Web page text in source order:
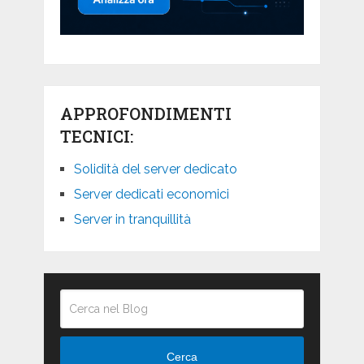
APPROFONDIMENTI
TECNICI:
Solidità del server dedicato
Server dedicati economici
Server in tranquillità
Cerca